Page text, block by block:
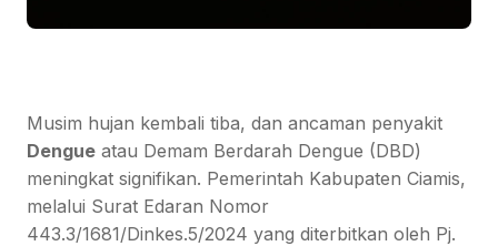
Musim hujan kembali tiba, dan ancaman penyakit
Dengue atau Demam Berdarah Dengue (DBD)
meningkat signifikan. Pemerintah Kabupaten Ciamis,
melalui Surat Edaran Nomor
443.3/1681/Dinkes.5/2024 yang diterbitkan oleh Pj.